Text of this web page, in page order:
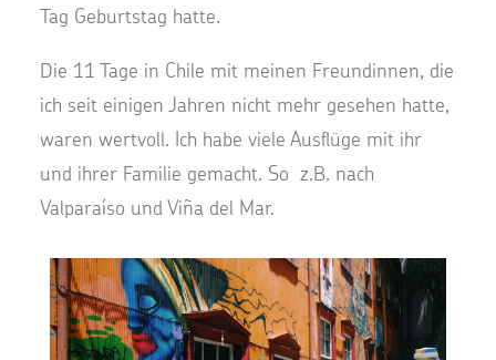
Tag Geburtstag hatte.
Die 11 Tage in Chile mit meinen Freundinnen, die
ich seit einigen Jahren nicht mehr gesehen hatte,
waren wertvoll. Ich habe viele Ausflüge mit ihr
und ihrer Familie gemacht. So z.B. nach
Valparaíso und Viña del Mar.